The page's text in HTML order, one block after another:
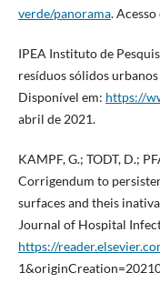
verde/panorama.
IPEA Instituto de
resíduos sólidos
Disponível em: https://
abril de 2021.
KAMPF, G.; TODT, D.;
Corrigendum to
surfaces and theis
Journal of Hospital
https://